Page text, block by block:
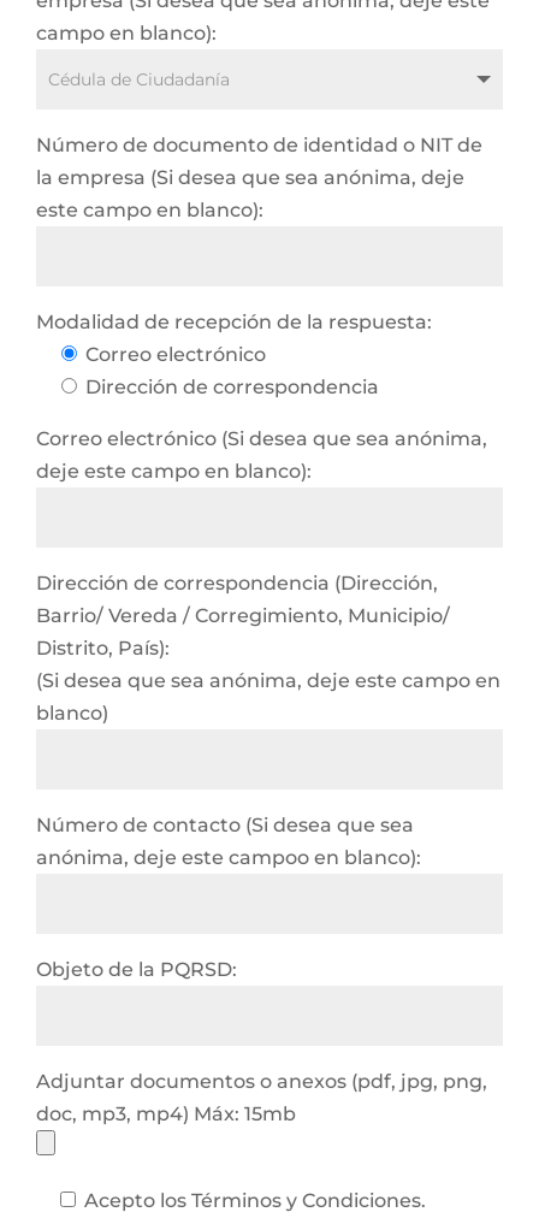
campo en blanco):
Número de documento de identidad o NIT de
la empresa (Si desea que sea anónima, deje
este campo en blanco):
Modalidad de recepción de la respuesta:
Correo electrónico
Dirección de correspondencia
Correo electrónico (Si desea que sea anónima,
deje este campo en blanco):
Dirección de correspondencia (Dirección,
Barrio/ Vereda / Corregimiento, Municipio/
Distrito, País):
(Si desea que sea anónima, deje este campo en
blanco)
Número de contacto (Si desea que sea
anónima, deje este campoo en blanco):
Objeto de la PQRSD:
Adjuntar documentos o anexos (pdf, jpg, png,
doc, mp3, mp4) Máx: 15mb
Acepto los Términos y Condiciones.